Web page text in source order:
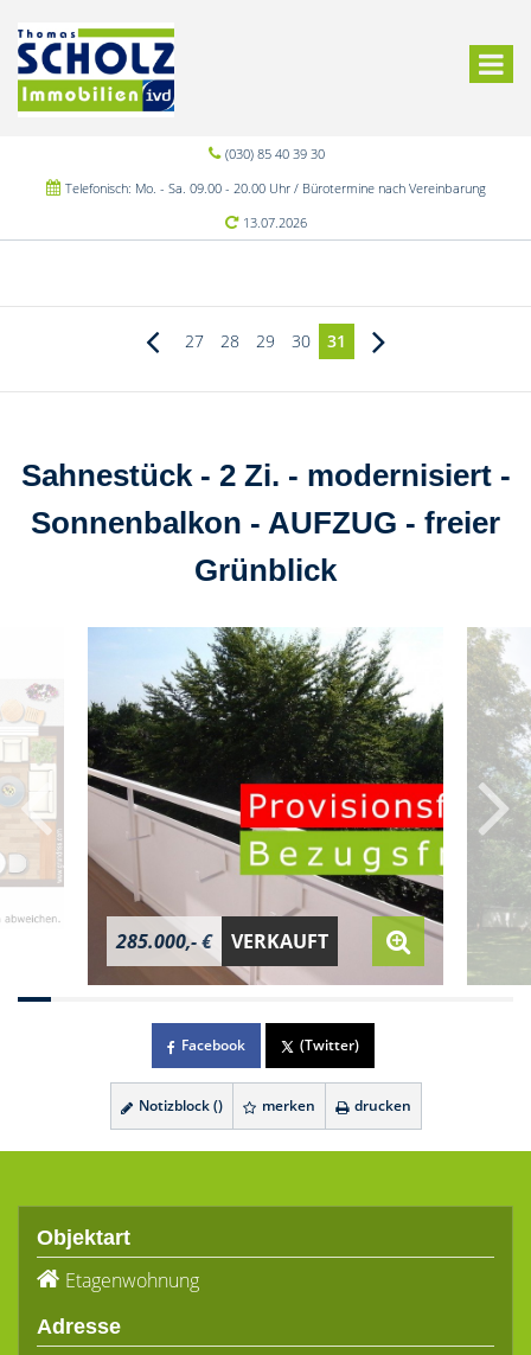
(030) 85 40 39 30
Telefonisch: Mo. - Sa. 09.00 - 20.00 Uhr / Bürotermine nach Vereinbarung
13.07.2026
27 28 29 30 31
Sahnestück - 2 Zi. - modernisiert -
Sonnenbalkon - AUFZUG - freier
Grünblick
285.000,- € VERKAUFT
Facebook (Twitter)
Notizblock () merken drucken
Objektart
Etagenwohnung
Adresse